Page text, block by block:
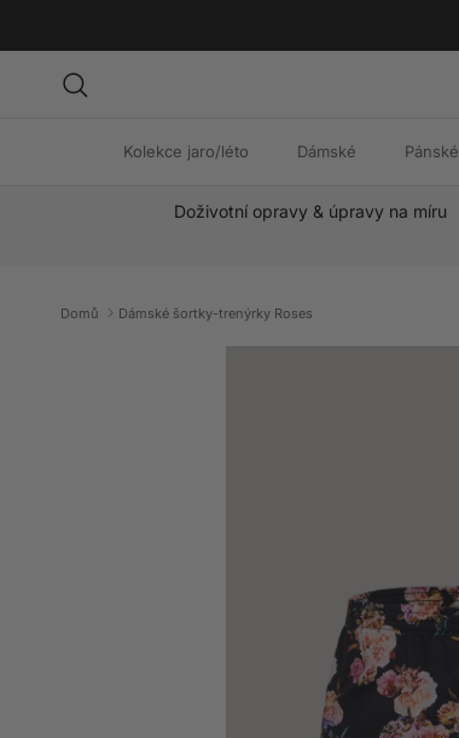
Kolekce jaro/léto Dámské Pánské
Doživotní opravy & úpravy na míru
Domů Dámské šortky-trenýrky Roses